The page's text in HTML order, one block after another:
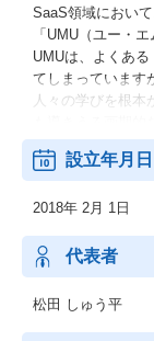
SaaS領域におい
「UMU（ユー・
UMUは、よくあ
てしまっています
人々の学びを根
AIの力で一人一人
を高めていくこと
率よくトレーニン
設立年月日
2018年 2月 1日
代表者
松田 しゅう平